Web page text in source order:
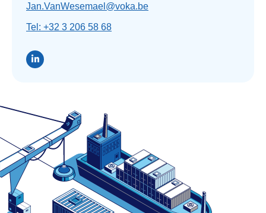
Jan.VanWesemael@voka.be
Tel: +32 3 206 58 68